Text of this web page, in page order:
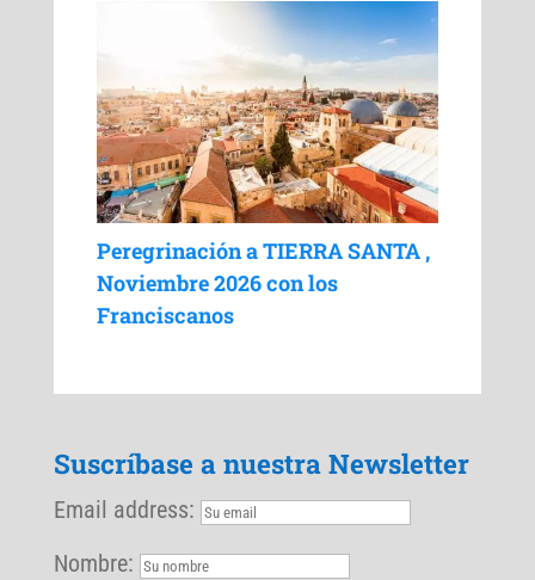
Peregrinación a TIERRA SANTA ,
Noviembre 2026 con los
Franciscanos
Suscríbase a nuestra Newsletter
Email address:
Nombre: